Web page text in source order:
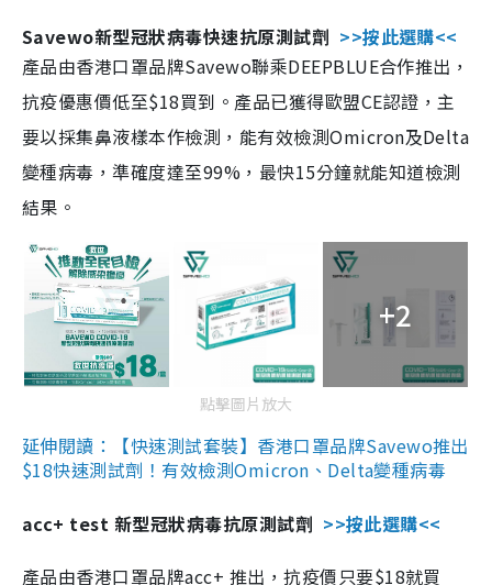
Savewo新型冠狀病毒快速抗原測試劑 >>按此選購<<
產品由香港口罩品牌Savewo聯乘DEEPBLUE合作推出，
抗疫優惠價低至$18買到。產品已獲得歐盟CE認證，主
要以採集鼻液樣本作檢測，能有效檢測Omicron及Delta
變種病毒，準確度達至99%，最快15分鐘就能知道檢測
結果。
+2
點擊圖片放大
延伸閱讀：【快速測試套裝】香港口罩品牌Savewo推出
$18快速測試劑！有效檢測Omicron、Delta變種病毒
acc+ test 新型冠狀病毒抗原測試劑 >>按此選購<<
產品由香港口罩品牌acc+ 推出，抗疫價只要$18就買